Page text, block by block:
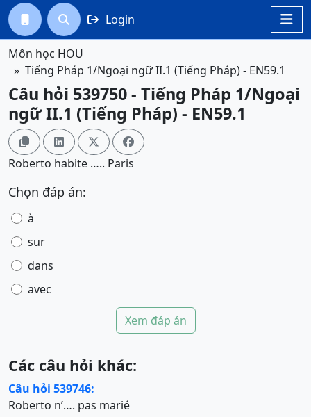

  Login
Môn học HOU
Tiếng Pháp 1/Ngoại ngữ II.1 (Tiếng Pháp) - EN59.1
Câu hỏi 539750 - Tiếng Pháp 1/Ngoại
ngữ II.1 (Tiếng Pháp) - EN59.1
   
Roberto habite ….. Paris
Chọn đáp án:
à
sur
dans
avec
Xem đáp án
Các câu hỏi khác:
Câu hỏi 539746:
Roberto n’…. pas marié